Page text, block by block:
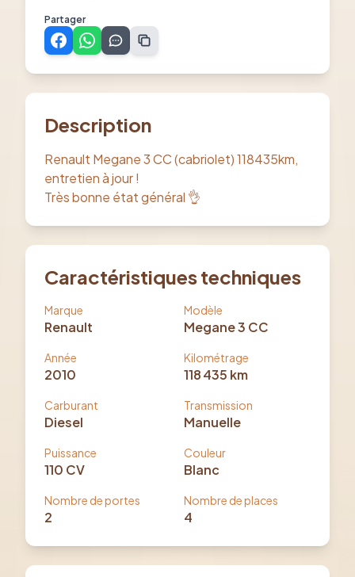
Partager
Description
Renault Megane 3 CC (cabriolet) 118435km,
entretien à jour !
Très bonne état général 👌
Caractéristiques techniques
Marque
Renault
Modèle
Megane 3 CC
Année
2010
Kilométrage
118 435 km
Carburant
Diesel
Transmission
Manuelle
Puissance
110 CV
Couleur
Blanc
Nombre de portes
2
Nombre de places
4